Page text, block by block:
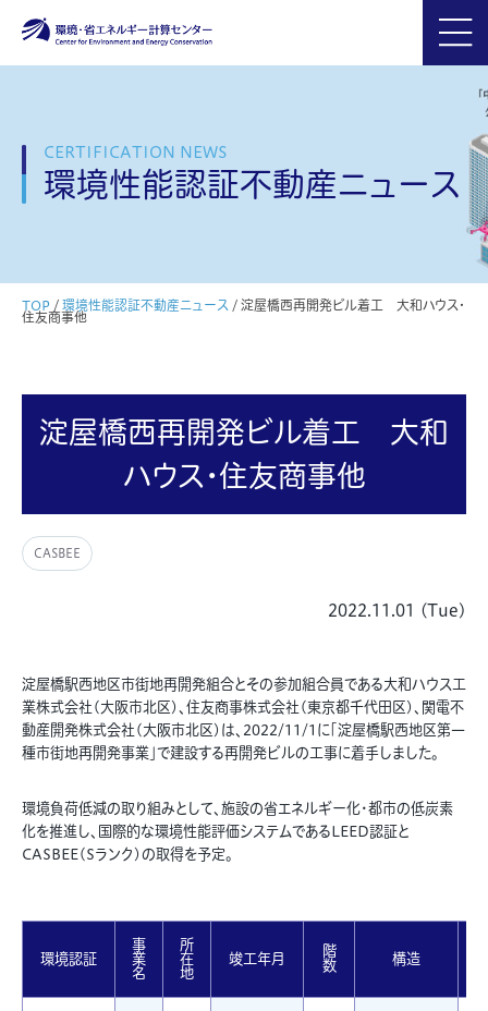
CERTIFICATION NEWS
環境性能認証不動産ニュース
TOP / 環境性能認証不動産ニュース / 淀屋橋西再開発ビル着工 大和ハウス・
住友商事他
淀屋橋西再開発ビル着工 大和
ハウス・住友商事他
CASBEE
2022.11.01 (Tue)
淀屋橋駅西地区市街地再開発組合とその参加組合員である大和ハウス工
業株式会社(大阪市北区)、住友商事株式会社(東京都千代田区)、関電不
動産開発株式会社(大阪市北区)は、2022/11/1に「淀屋橋駅西地区第一
種市街地再開発事業」で建設する再開発ビルの工事に着手しました。
環境負荷低減の取り組みとして、施設の省エネルギー化・都市の低炭素
化を推進し、国際的な環境性能評価システムであるLEED認証と
CASBEE(Sランク)の取得を予定。
環境認証
事
業
名
所
在
地
竣工年月 階
数 構造